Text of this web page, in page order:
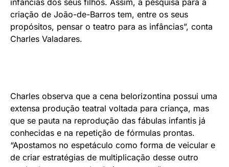
infâncias dos seus filhos. Assim, a pesquisa para a
criação de João-de-Barros tem, entre os seus
propósitos, pensar o teatro para as infâncias”, conta
Charles Valadares.
Charles observa que a cena belorizontina possui uma
extensa produção teatral voltada para criança, mas
que se pauta na reprodução das fábulas infantis já
conhecidas e na repetição de fórmulas prontas.
“Apostamos no espetáculo como forma de veicular e
de criar estratégias de multiplicação desse outro